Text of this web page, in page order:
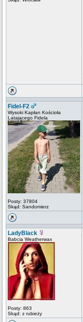
Fidel-F2
Wysoki Kapłan Kościoła
Latającego Fidela
Posty: 37804
Skąd: Sandomierz
LadyBlack
Babcia Weatherwax
Posty: 863
Skąd: z rubieży